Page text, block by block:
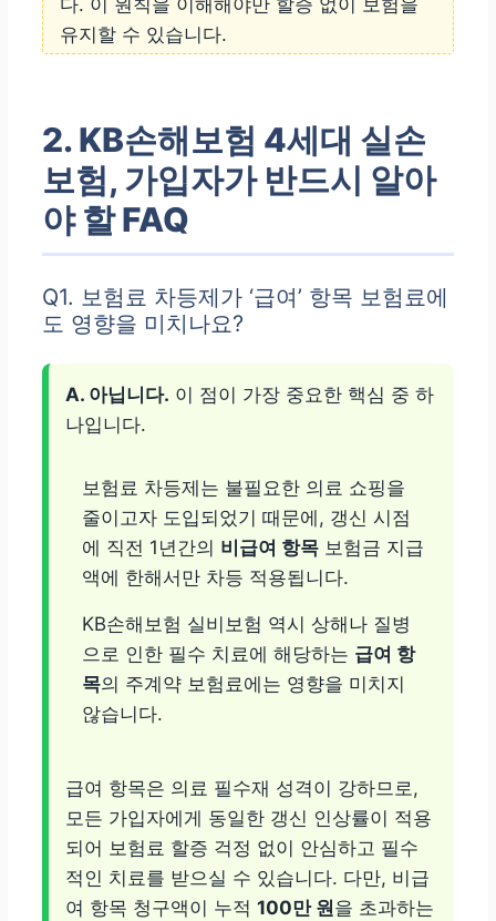
다. 이 원칙을 이해해야만 할증 없이 보험을
유지할 수 있습니다.
2. KB손해보험 4세대 실손
보험, 가입자가 반드시 알아
야 할 FAQ
Q1. 보험료 차등제가 ‘급여’ 항목 보험료에
도 영향을 미치나요?
A. 아닙니다. 이 점이 가장 중요한 핵심 중 하
나입니다.
보험료 차등제는 불필요한 의료 쇼핑을
줄이고자 도입되었기 때문에, 갱신 시점
에 직전 1년간의 비급여 항목 보험금 지급
액에 한해서만 차등 적용됩니다.
KB손해보험 실비보험 역시 상해나 질병
으로 인한 필수 치료에 해당하는 급여 항
목의 주계약 보험료에는 영향을 미치지
않습니다.
급여 항목은 의료 필수재 성격이 강하므로,
모든 가입자에게 동일한 갱신 인상률이 적용
되어 보험료 할증 걱정 없이 안심하고 필수
적인 치료를 받으실 수 있습니다. 다만, 비급
여 항목 청구액이 누적100만 원을 초과하는